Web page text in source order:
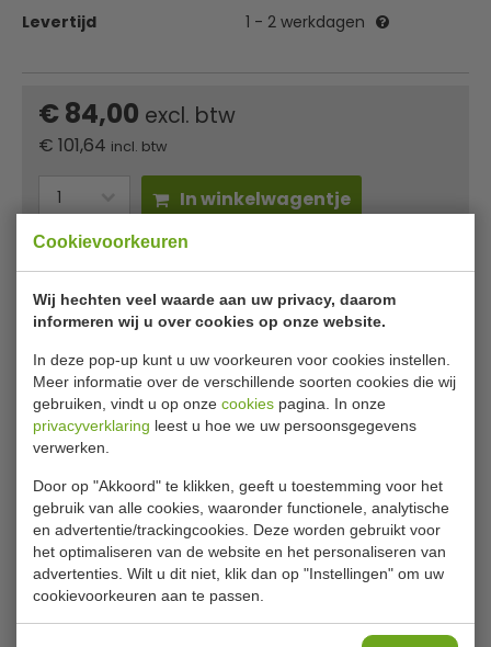
Cookievoorkeuren
Wij hechten veel waarde aan uw privacy, daarom
informeren wij u over cookies op onze website.
In deze pop-up kunt u uw voorkeuren voor cookies instellen.
Meer informatie over de verschillende soorten cookies die wij
gebruiken, vindt u op onze cookies pagina. In onze
privacyverklaring leest u hoe we uw persoonsgegevens
verwerken.
Door op "Akkoord" te klikken, geeft u toestemming voor het
gebruik van alle cookies, waaronder functionele, analytische
en advertentie/trackingcookies. Deze worden gebruikt voor
het optimaliseren van de website en het personaliseren van
advertenties. Wilt u dit niet, klik dan op "Instellingen" om uw
cookievoorkeuren aan te passen.
Levertijd
1 - 2 werkdagen
€ 84,00 excl. btw
€ 101,64 incl. btw
In winkelwagentje
Ofbetaal33,88in 3 termijnen
✔ Gratis verzending* ✔ 24 uur levering ✔ Laagste
prijsgarantie
Vlamdovende papierbak blauw met
zwarte deksel 80 liter
Ronde metalen papierbak met zwarte deksel
Geschikt voor intensief gebruik
Vlamdovend
Verkrijgbaar in verschillende kleuren